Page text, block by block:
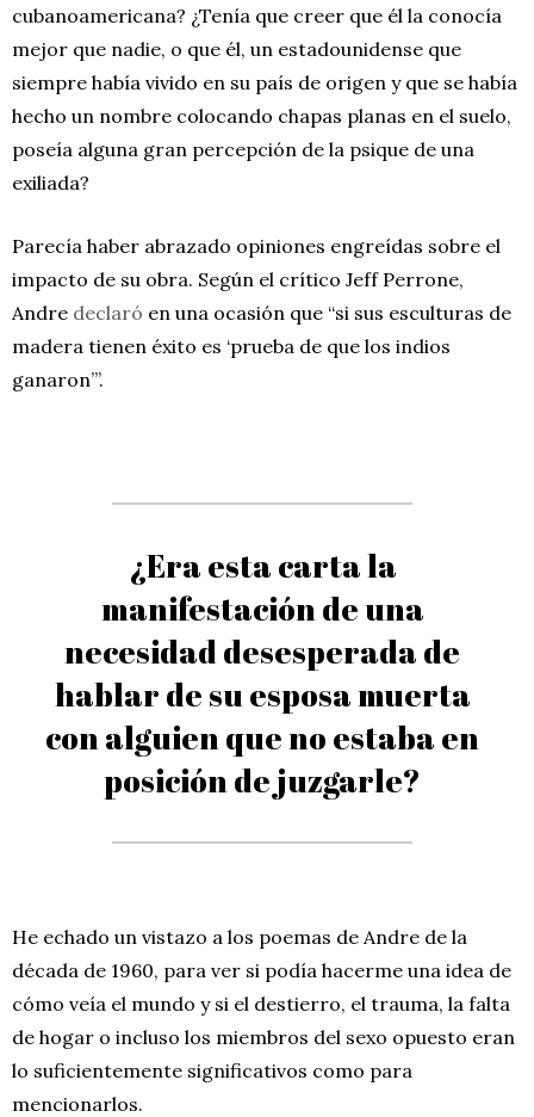
cubanoamericana? ¿Tenía que creer que él la conocía
mejor que nadie, o que él, un estadounidense que
siempre había vivido en su país de origen y que se había
hecho un nombre colocando chapas planas en el suelo,
poseía alguna gran percepción de la psique de una
exiliada?
Parecía haber abrazado opiniones engreídas sobre el
impacto de su obra. Según el crítico Jeff Perrone,
Andre declaró en una ocasión que “si sus esculturas de
madera tienen éxito es ‘prueba de que los indios
ganaron’”.
¿Era esta carta la
manifestación de una
necesidad desesperada de
hablar de su esposa muerta
con alguien que no estaba en
posición de juzgarle?
He echado un vistazo a los poemas de Andre de la
década de 1960, para ver si podía hacerme una idea de
cómo veía el mundo y si el destierro, el trauma, la falta
de hogar o incluso los miembros del sexo opuesto eran
lo suficientemente significativos como para
mencionarlos.